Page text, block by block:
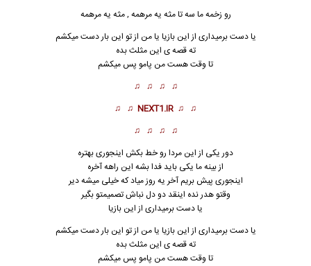
رو زخمه ما سه تا مثه یه مرهمه , مثه یه مرهمه
یا دست برمیداری از این بازیا یا من از تو این بار دست میکشم
ته قصه ی این مثلث بده
تا وقت هست من پامو پس میکشم
♫ ♫ ♫ ♫
♫ ♫
NEXT1.IR
♫ ♫
♫ ♫ ♫ ♫
دور یکی از این مردا رو خط بکش اینجوری بهتره
از بینه ما یکی باید فدا بشه این راهه آخره
اینجوری پیش بریم آخر یه روز میاد که خیلی میشه دیر
وقتو هدر نده اینقد دو دل نباش تصمیمتو بگیر
یا دست برمیداری از این بازیا
یا دست برمیداری از این بازیا یا من از تو این بار دست میکشم
ته قصه ی این مثلث بده
تا وقت هست من پامو پس میکشم